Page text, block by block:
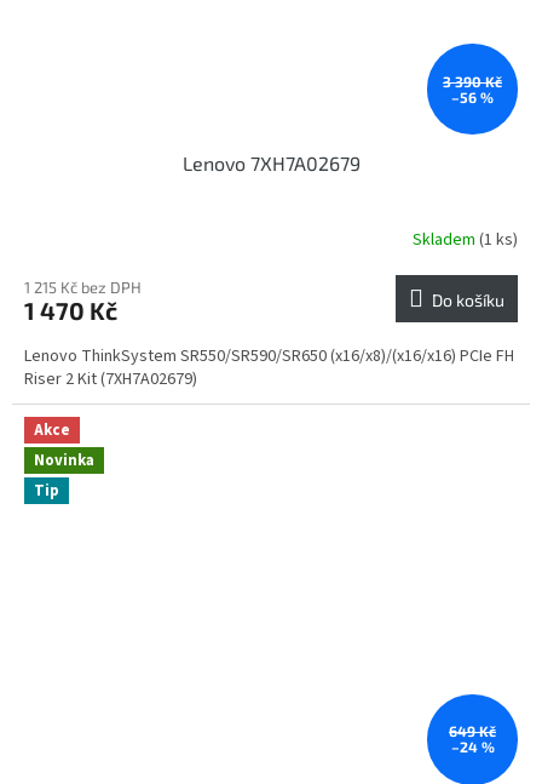
3 390 Kč
–56 %
Lenovo 7XH7A02679
Skladem (1 ks)
1 215 Kč bez DPH
1 470 Kč Do košíku
Lenovo ThinkSystem SR550/SR590/SR650 (x16/x8)/(x16/x16) PCIe FH
Riser 2 Kit (7XH7A02679)
Akce
Novinka
Tip
649 Kč
–24 %